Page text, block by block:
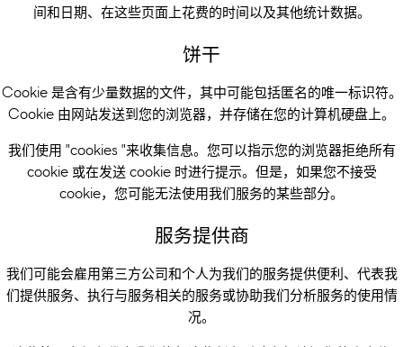
间和日期、在这些页面上花费的时间以及其他统计数据。
饼干
Cookie 是含有少量数据的文件，其中可能包括匿名的唯一标识符。
Cookie 由网站发送到您的浏览器，并存储在您的计算机硬盘上。
我们使用 "cookies "来收集信息。您可以指示您的浏览器拒绝所有
cookie 或在发送 cookie 时进行提示。但是，如果您不接受
cookie，您可能无法使用我们服务的某些部分。
服务提供商
我们可能会雇用第三方公司和个人为我们的服务提供便利、代表我
们提供服务、执行与服务相关的服务或协助我们分析服务的使用情
况。